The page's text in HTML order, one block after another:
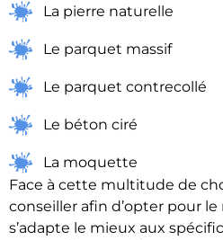
La pierre naturelle
Le parquet massif
Le parquet contrecollé
Le béton ciré
La moquette
Face à cette multitude de
conseiller afin d’opter pour
s’adapte le mieux aux